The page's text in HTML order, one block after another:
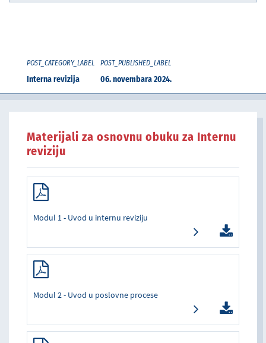
POST_CATEGORY_LABEL
Interna revizija
POST_PUBLISHED_LABEL
06. novembara 2024.
Materijali za osnovnu obuku za Internu
reviziju
Modul 1 - Uvod u internu reviziju
Modul 2 - Uvod u poslovne procese